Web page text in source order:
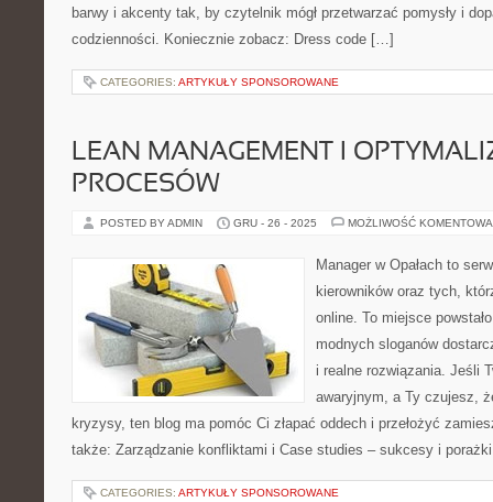
barwy i akcenty tak, by czytelnik mógł przetwarzać pomysły i
codzienności. Koniecznie zobacz: Dress code […]
CATEGORIES: ARTYKUŁY SPONSOROWANE
LEAN MANAGEMENT I
PROCESÓW
POSTED BY ADMIN GRU - 26 - 2025 MOŻLIWOŚĆ
Manager w Opałach to
kierowników oraz tych,
online. To miejsce
modnych sloganów
i realne rozwiązania. Jeśli
awaryjnym, a Ty czujesz,
kryzysy, ten blog ma pomóc Ci złapać oddech i przełożyć
także: Zarządzanie konfliktami i Case studies – sukcesy i
CATEGORIES: ARTYKUŁY SPONSOROWANE